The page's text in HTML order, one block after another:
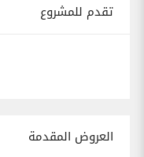
تقدم للمشروع
العروض المقدمة